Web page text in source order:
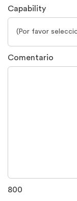
Capability
Comentario
800